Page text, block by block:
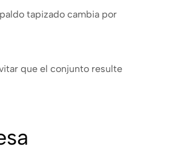
tapizado cambia por
que el conjunto resulte